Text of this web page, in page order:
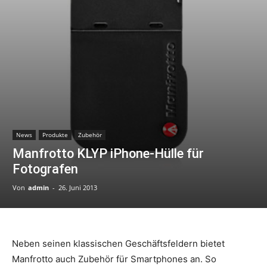
News Produkte Zubehör
Manfrotto KLYP iPhone-Hülle für
Fotografen
Von admin - 26. Juni 2013
Neben seinen klassischen Geschäftsfeldern bietet
Manfrotto auch Zubehör für Smartphones an. So